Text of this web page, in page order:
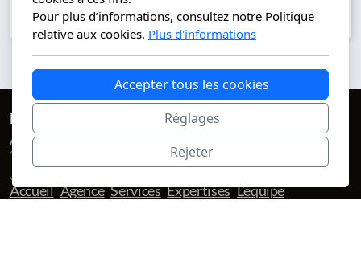
REFLET TRADUCTIONS
Agence de traduction
contact@reflettraductions.com
Accueil Agence Services Expertises L’équipe
Pour plus d’informations, consultez notre Politique
relative aux cookies. Plus d'informations
Accepter tous les cookies
Réglages
Rejeter